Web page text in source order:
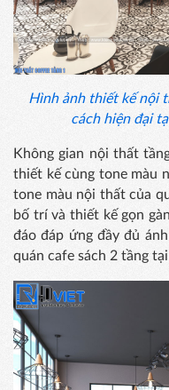
Hình ảnh thiết kế nội
cách hiện đại
Không gian nội thất
thiết kế cùng tone màu
tone màu nội thất của
bố trí và thiết kế gọn
đáo đáp ứng đầy đủ
quán cafe sách 2 tầng